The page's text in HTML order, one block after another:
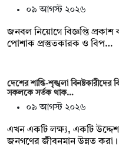
০৯ আগস্ট ২০২৬
জনবল নিয়োগে বিজ্ঞপ্তি প্রকাশ
পোশাক প্রস্তুতকারক ও বিপ…
দেশের শান্তি-শৃঙ্খলা বিনষ্টকারীদের
সকলকে সর্তক থাক…
০৯ আগস্ট ২০২৬
এখন একটি লক্ষ্য, একটি
জনগণের জীবনমান উন্নত